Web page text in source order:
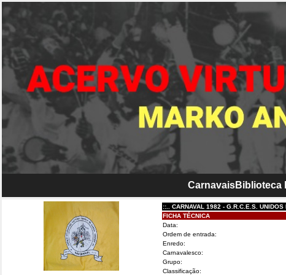
CarnavaisBiblioteca
::.. CARNAVAL 1982 - G.R.C.E.S.
FICHA TÉCNICA
Data:
Ordem de entrada:
Enredo:
Carnavalesco:
Grupo:
Classificação: